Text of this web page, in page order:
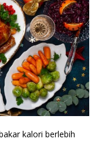
kalori berlebih